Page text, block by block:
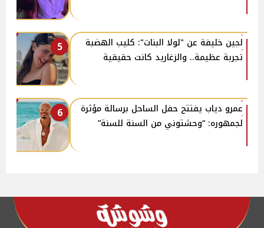
5
لجين خليفة عن "لولا البنات": كليب الهضبة
تجربة عظيمة.. والزغاريد كانت حقيقية
6
عمرو دياب يفتتح حفل الساحل برسالة مؤثرة
لجمهوره: “وحشتوني من السنة للسنة”